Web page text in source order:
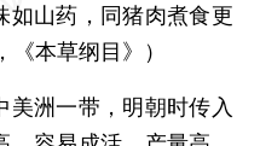
如山药，同猪肉煮食更
《本草纲目》）
洲一带，明朝时传入